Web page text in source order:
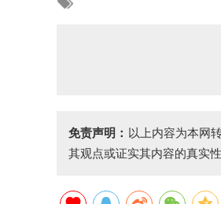
免责声明： 以上内容为本网
其观点或证实其内容的真实